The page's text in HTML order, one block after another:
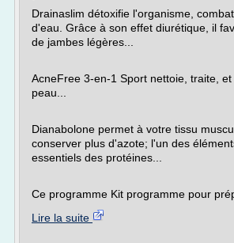
Drainaslim détoxifie l'organisme,
d'eau. Grâce à son effet diurétique, il
de jambes légères...
AcneFree 3-en-1 Sport nettoie, traite,
peau...
Dianabolone permet à votre tissu
conserver plus d'azote; l'un des
essentiels des protéines...
Ce programme Kit programme pour
Lire la suite